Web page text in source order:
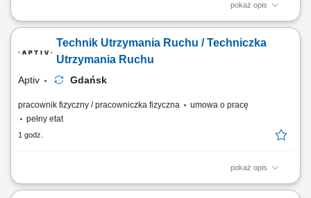
pokaż opis
Zadania Bieżący nadzór nad kondycją technologiczną maszyn i ich
techniczne w celu utrzymania ciągłości procesów. Prowadzenie
konserwacji zapobiegawczej i prewencyjnej aparatury produkcyjnej.
Technik Utrzymania Ruchu / Techniczka
Utrzymania Ruchu
Aptiv Gdańsk
pracownik fizyczny / pracowniczka fizyczna
umowa o pracę
pełny etat
1 godz.
pokaż opis
Zakres obowiązków: zapewnienie ciągłości pracy maszyn i urządzeń